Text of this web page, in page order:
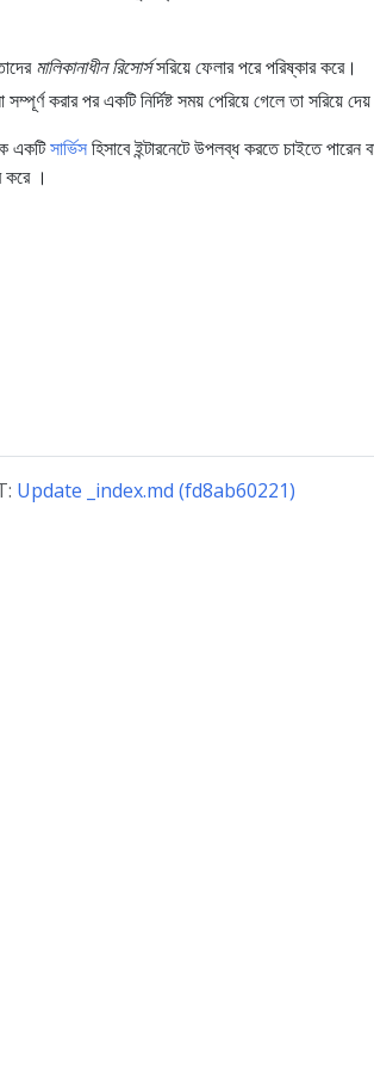
মালিকানাধীন রিসোর্সসরিয়ে ফেলার পরে পরিষ্কার করে।
করার পর একটি নির্দিষ্ট সময় পেরিয়ে গেলে তা সরিয়ে
একটিসার্ভিসহিসাবে ইন্টারনেটে উপলব্ধ করতে চাইতে পারেন
করে ।
Update _index.md (fd8ab60221)